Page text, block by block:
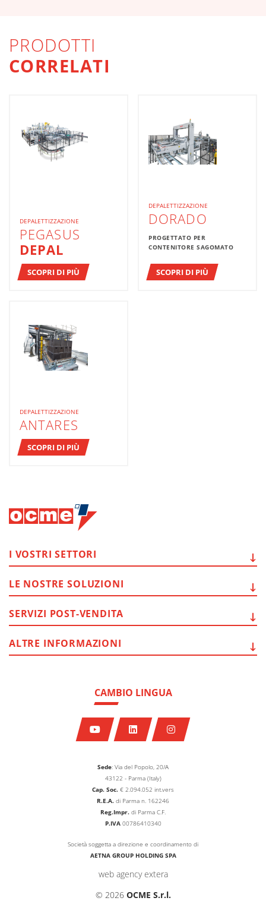
PRODOTTI
CORRELATI
DEPALETTIZZAZIONE
PEGASUS
DEPAL
SCOPRI DI PIÙ
DEPALETTIZZAZIONE
DORADO
PROGETTATO PER
CONTENITORE SAGOMATO
SCOPRI DI PIÙ
DEPALETTIZZAZIONE
ANTARES
SCOPRI DI PIÙ
Sede: Via del Popolo, 20/A
43122 - Parma (Italy)
Cap. Soc. € 2.094.052 int.vers
R.E.A. di Parma n. 162246
Reg.Impr. di Parma C.F.
P.IVA00786410340
Società soggetta a direzione e coordinamento di
AETNA GROUP HOLDING SPA
web agency extera
© 2026 OCME S.r.l.
CAMBIO LINGUA
I VOSTRI SETTORI
LE NOSTRE SOLUZIONI
SERVIZI POST-VENDITA
ALTRE INFORMAZIONI